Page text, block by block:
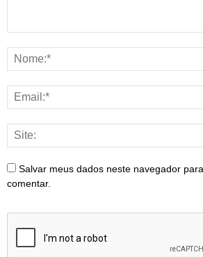
Salvar meus dados neste navegador
comentar.